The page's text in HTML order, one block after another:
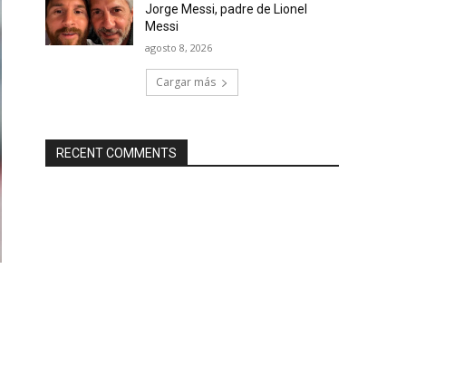
Jorge Messi, padre de Lionel
Messi
agosto 8, 2026
Cargar más
RECENT COMMENTS